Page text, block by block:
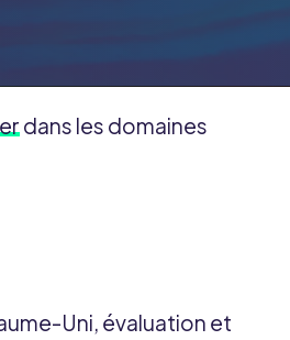
dans les domaines
Uni, évaluation et